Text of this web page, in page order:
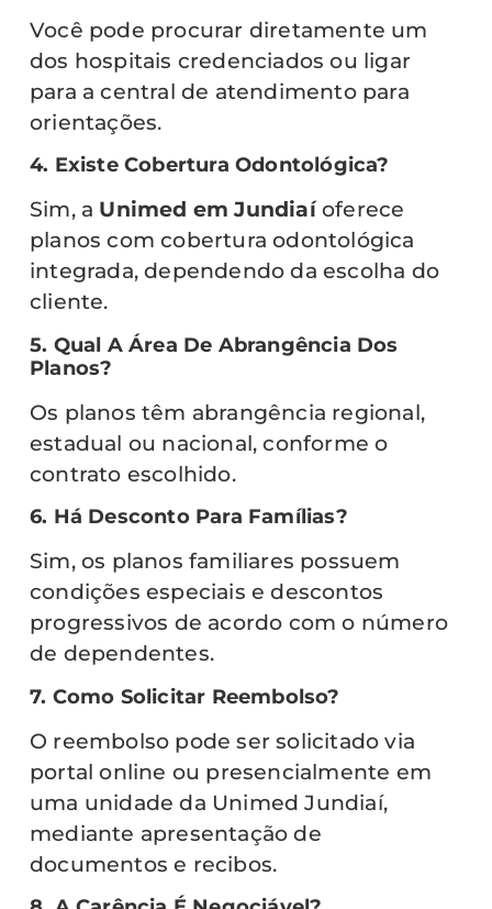
Você pode procurar diretamente um
dos hospitais credenciados ou ligar
para a central de atendimento para
orientações.
4. Existe Cobertura Odontológica?
Sim, a Unimed em Jundiaíoferece
planos com cobertura odontológica
integrada, dependendo da escolha do
cliente.
5. Qual A Área De Abrangência Dos
Planos?
Os planos têm abrangência regional,
estadual ou nacional, conforme o
contrato escolhido.
6. Há Desconto Para Famílias?
Sim, os planos familiares possuem
condições especiais e descontos
progressivos de acordo com o número
de dependentes.
7. Como Solicitar Reembolso?
O reembolso pode ser solicitado via
portal online ou presencialmente em
uma unidade da Unimed Jundiaí,
mediante apresentação de
documentos e recibos.